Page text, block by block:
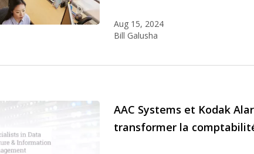
Aug 15, 2024
Bill Galusha
AAC Systems et Kodak
transformer la